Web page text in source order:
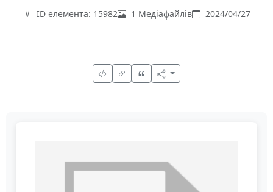
ID елемента: 15982 1 Медіафайлів 2024/04/27